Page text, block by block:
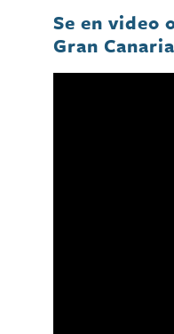
Se en video
Gran Canaria